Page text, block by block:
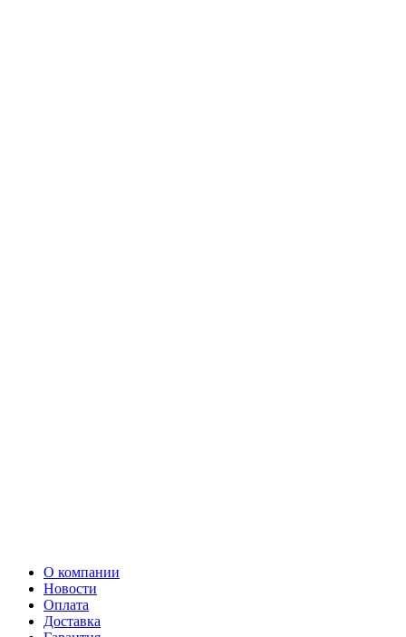
О компании
Новости
Оплата
Доставка